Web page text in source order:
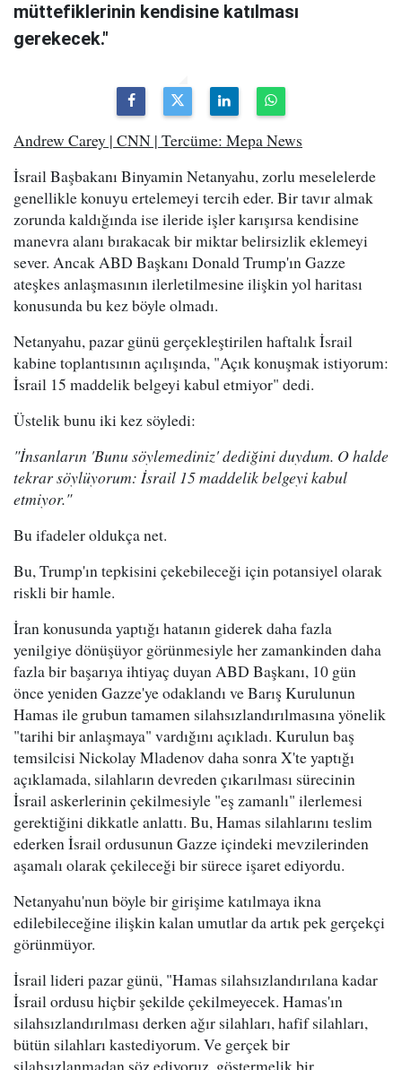
müttefiklerinin kendisine katılması
gerekecek."
Andrew Carey | CNN | Tercüme: Mepa News
İsrail Başbakanı Binyamin Netanyahu, zorlu meselelerde
genellikle konuyu ertelemeyi tercih eder. Bir tavır almak
zorunda kaldığında ise ileride işler karışırsa kendisine
manevra alanı bırakacak bir miktar belirsizlik eklemeyi
sever. Ancak ABD Başkanı Donald Trump'ın Gazze
ateşkes anlaşmasının ilerletilmesine ilişkin yol haritası
konusunda bu kez böyle olmadı.
Netanyahu, pazar günü gerçekleştirilen haftalık İsrail
kabine toplantısının açılışında, "Açık konuşmak istiyorum:
İsrail 15 maddelik belgeyi kabul etmiyor" dedi.
Üstelik bunu iki kez söyledi:
"İnsanların 'Bunu söylemediniz' dediğini duydum. O halde
tekrar söylüyorum: İsrail 15 maddelik belgeyi kabul
etmiyor."
Bu ifadeler oldukça net.
Bu, Trump'ın tepkisini çekebileceği için potansiyel olarak
riskli bir hamle.
İran konusunda yaptığı hatanın giderek daha fazla
yenilgiye dönüşüyor görünmesiyle her zamankinden daha
fazla bir başarıya ihtiyaç duyan ABD Başkanı, 10 gün
önce yeniden Gazze'ye odaklandı ve Barış Kurulunun
Hamas ile grubun tamamen silahsızlandırılmasına yönelik
"tarihi bir anlaşmaya" vardığını açıkladı. Kurulun baş
temsilcisi Nickolay Mladenov daha sonra X'te yaptığı
açıklamada, silahların devreden çıkarılması sürecinin
İsrail askerlerinin çekilmesiyle "eş zamanlı" ilerlemesi
gerektiğini dikkatle anlattı. Bu, Hamas silahlarını teslim
ederken İsrail ordusunun Gazze içindeki mevzilerinden
aşamalı olarak çekileceği bir sürece işaret ediyordu.
Netanyahu'nun böyle bir girişime katılmaya ikna
edilebileceğine ilişkin kalan umutlar da artık pek gerçekçi
görünmüyor.
İsrail lideri pazar günü, "Hamas silahsızlandırılana kadar
İsrail ordusu hiçbir şekilde çekilmeyecek. Hamas'ın
silahsızlandırılması derken ağır silahları, hafif silahları,
bütün silahları kastediyorum. Ve gerçek bir